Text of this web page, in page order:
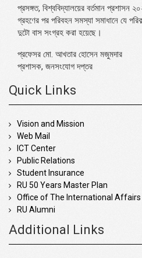
প্রসঙ্গত, বিশ্ববিদ্যালয়ের বর্তমান প্রশাসন
গ্রহণের পর পরিবহন সমস্যা সমাধানে যে
দুটো বাস সংগ্রহ করা হয়েছে।
প্রফেসর মো. আখতার হোসেন মজুমদার
প্রশাসক, জনসংযোগ দপ্তর
Quick Links
Vision and Mission
Web Mail
ICT Center
Public Relations
Student Insurance
RU 50 Years Master Plan
Office of The International Affairs
RU Alumni
Additional Links